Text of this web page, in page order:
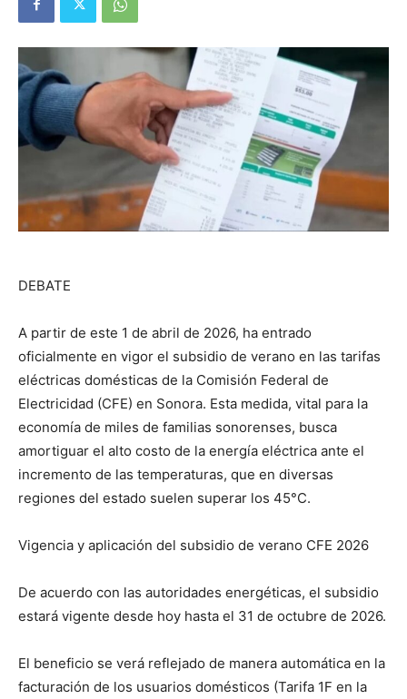
DEBATE
A partir de este 1 de abril de 2026, ha entrado
oficialmente en vigor el subsidio de verano en las tarifas
eléctricas domésticas de la Comisión Federal de
Electricidad (CFE) en Sonora. Esta medida, vital para la
economía de miles de familias sonorenses, busca
amortiguar el alto costo de la energía eléctrica ante el
incremento de las temperaturas, que en diversas
regiones del estado suelen superar los 45°C.
Vigencia y aplicación del subsidio de verano CFE 2026
De acuerdo con las autoridades energéticas, el subsidio
estará vigente desde hoy hasta el 31 de octubre de 2026.
El beneficio se verá reflejado de manera automática en la
facturación de los usuarios domésticos (Tarifa 1F en la